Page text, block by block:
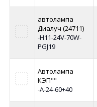
автолампа
Диалуч (24711)
-Н11-24V-70W-
PGJ19
Автолампа
КЭП""
-А-24-60+40